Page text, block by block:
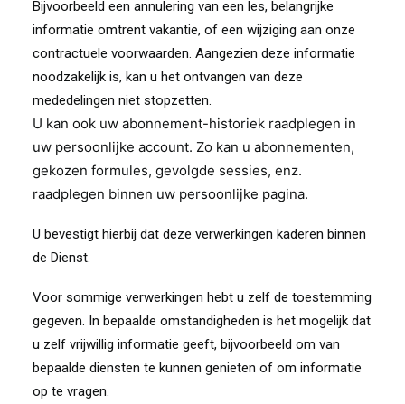
Bijvoorbeeld een annulering van een les, belangrijke
informatie omtrent vakantie, of een wijziging aan onze
contractuele voorwaarden. Aangezien deze informatie
noodzakelijk is, kan u het ontvangen van deze
mededelingen niet stopzetten.
U kan ook uw abonnement-historiek raadplegen in
uw persoonlijke account. Zo kan u abonnementen,
gekozen formules, gevolgde sessies, enz.
raadplegen binnen uw persoonlijke pagina.
U bevestigt hierbij dat deze verwerkingen kaderen binnen
de Dienst.
Voor sommige verwerkingen hebt u zelf de toestemming
gegeven. In bepaalde omstandigheden is het mogelijk dat
u zelf vrijwillig informatie geeft, bijvoorbeeld om van
bepaalde diensten te kunnen genieten of om informatie
op te vragen.